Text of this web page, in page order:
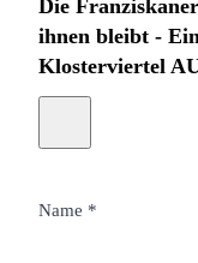
Die
ihnen bleibt -
Klosterviertel
Name *